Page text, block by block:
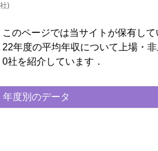
収録企業データの状況
社)
このページでは当サイトが保有し
22年度の平均年収について上場・
0社を紹介しています．
年度別のデータ